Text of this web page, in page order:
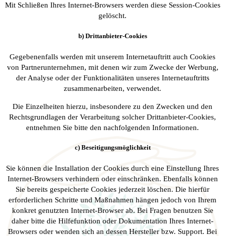
Mit Schließen Ihres Internet-Browsers werden diese Session-Cookies
gelöscht.
b) Drittanbieter-Cookies
Gegebenenfalls werden mit unserem Internetauftritt auch Cookies
von Partnerunternehmen, mit denen wir zum Zwecke der Werbung,
der Analyse oder der Funktionalitäten unseres Internetauftritts
zusammenarbeiten, verwendet.
Die Einzelheiten hierzu, insbesondere zu den Zwecken und den
Rechtsgrundlagen der Verarbeitung solcher Drittanbieter-Cookies,
entnehmen Sie bitte den nachfolgenden Informationen.
c) Beseitigungsmöglichkeit
Sie können die Installation der Cookies durch eine Einstellung Ihres
Internet-Browsers verhindern oder einschränken. Ebenfalls können
Sie bereits gespeicherte Cookies jederzeit löschen. Die hierfür
erforderlichen Schritte und Maßnahmen hängen jedoch von Ihrem
konkret genutzten Internet-Browser ab. Bei Fragen benutzen Sie
daher bitte die Hilfefunktion oder Dokumentation Ihres Internet-
Browsers oder wenden sich an dessen Hersteller bzw. Support. Bei